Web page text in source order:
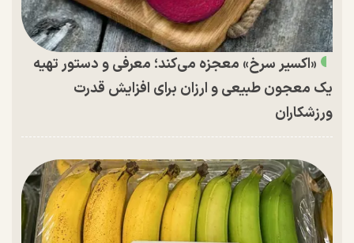
«اکسیر سرخ» معجزه می‌کند؛ معرفی و دستور تهیه
یک معجون طبیعی و ارزان برای افزایش قدرت
ورزشکاران